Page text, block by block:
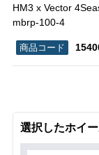
HM3 x Vector
mbrp-100-4
選択したホイ